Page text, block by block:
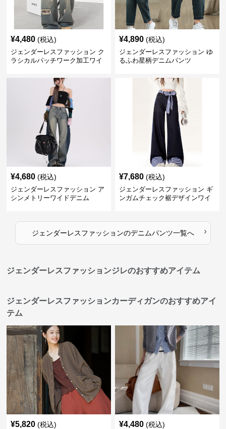
¥4,480 (税込)
ジェンダーレスファッション ク
ラシカルパッチワーク加工ワイ
¥4,890 (税込)
ジェンダーレスファッション ゆ
るふわ星柄デニムパンツ
¥4,680 (税込)
ジェンダーレスファッション ア
シンメトリーワイドデニム
¥7,680 (税込)
ジェンダーレスファッション ギ
ンガムチェック裾デザインワイ
ジェンダーレスファッションのデニムパンツ一覧へ ›
ジェンダーレスファッションジレのおすすめアイテム
ジェンダーレスファッションカーディガンのおすすめアイ
テム
¥5,820 (税込) ¥4,480 (税込)